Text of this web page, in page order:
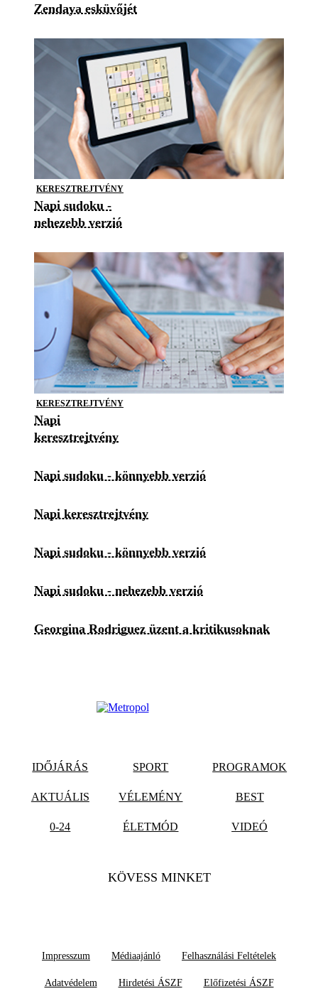
Zendaya esküvőjét
KERESZTREJTVÉNY
Napi sudoku -
nehezebb verzió
KERESZTREJTVÉNY
Napi
keresztrejtvény
Napi sudoku - könnyebb verzió
Napi keresztrejtvény
Napi sudoku - könnyebb verzió
Napi sudoku - nehezebb verzió
Georgina Rodriguez üzent a kritikusoknak
IDŐJÁRÁS SPORT PROGRAMOK
AKTUÁLIS VÉLEMÉNY BEST
0-24 ÉLETMÓD VIDEÓ
KÖVESS MINKET
Impresszum Médiaajánló Felhasználási Feltételek
Adatvédelem Hirdetési ÁSZF Előfizetési ÁSZF